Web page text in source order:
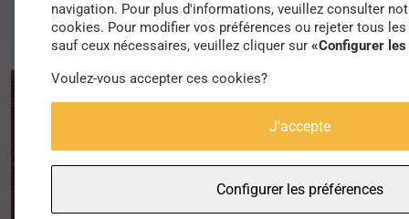
navigation. Pour plus d'informations, veuillez consulter
cookies. Pour modifier vos préférences ou rejeter tous
sauf ceux nécessaires, veuillez cliquer sur«Configurer
Voulez-vous accepter ces cookies?
J'accepte
Configurer les préférences